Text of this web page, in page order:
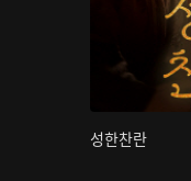
성한찬란